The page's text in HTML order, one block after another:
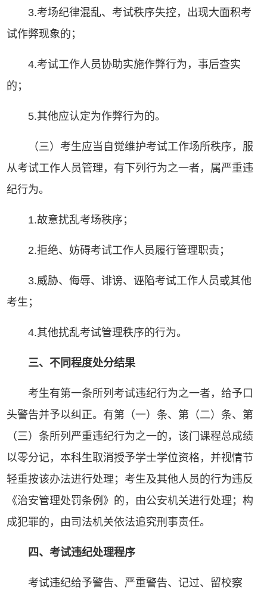
3.考场纪律混乱、考试秩序失控，出现大面积考
试作弊现象的；
4.考试工作人员协助实施作弊行为，事后查实
的；
5.其他应认定为作弊行为的。
（三）考生应当自觉维护考试工作场所秩序，服
从考试工作人员管理，有下列行为之一者，属严重违
纪行为。
1.故意扰乱考场秩序；
2.拒绝、妨碍考试工作人员履行管理职责；
3.威胁、侮辱、诽谤、诬陷考试工作人员或其他
考生；
4.其他扰乱考试管理秩序的行为。
三、不同程度处分结果
考生有第一条所列考试违纪行为之一者，给予口
头警告并予以纠正。有第（一）条、第（二）条、第
（三）条所列严重违纪行为之一的，该门课程总成绩
以零分记，本科生取消授予学士学位资格，并视情节
轻重按该办法进行处理；考生及其他人员的行为违反
《治安管理处罚条例》的，由公安机关进行处理；构
成犯罪的，由司法机关依法追究刑事责任。
四、考试违纪处理程序
考试违纪给予警告、严重警告、记过、留校察